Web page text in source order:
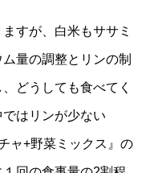
すが、白米もササミ
量の調整とリンの制
どうしても食べてく
はリンが少ない
ャ+野菜ミックス』の